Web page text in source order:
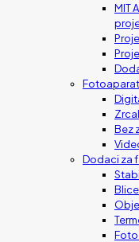
MIT
Bez
Dodaci za
Foto